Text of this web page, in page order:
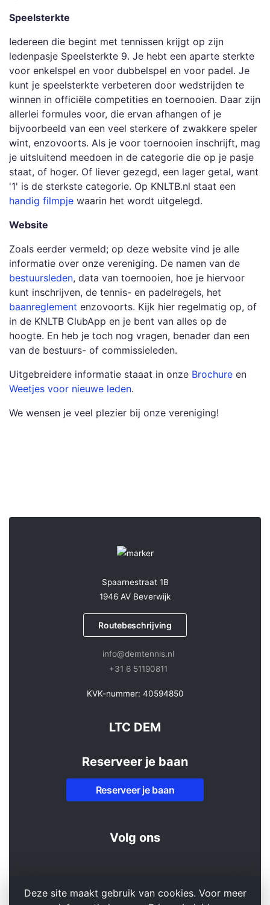
Speelsterkte
Iedereen die begint met tennissen krijgt op zijn
ledenpasje Speelsterkte 9. Je hebt een aparte sterkte
voor enkelspel en voor dubbelspel en voor padel. Je
kunt je speelsterkte verbeteren door wedstrijden te
winnen in officiële competities en toernooien. Daar zijn
allerlei formules voor, die ervan afhangen of je
bijvoorbeeld van een veel sterkere of zwakkere speler
wint, enzovoorts. Als je voor toernooien inschrijft, mag
je uitsluitend meedoen in de categorie die op je pasje
staat, of hoger. Of liever gezegd, een lager getal, want
'1' is de sterkste categorie. Op KNLTB.nl staat een
handig filmpje waarin het wordt uitgelegd.
Website
Zoals eerder vermeld; op deze website vind je alle
informatie over onze vereniging. De namen van de
bestuursleden, data van toernooien, hoe je hiervoor
kunt inschrijven, de tennis- en padelregels, het
baanreglement enzovoorts. Kijk hier regelmatig op, of
in de KNLTB ClubApp en je bent van alles op de
hoogte. En heb je toch nog vragen, benader dan een
van de bestuurs- of commissieleden.
Uitgebreidere informatie staaat in onze Brochure en
Weetjes voor nieuwe leden.
We wensen je veel plezier bij onze vereniging!
Spaarnestraat 1B
1946 AV Beverwijk
Routebeschrijving
info@demtennis.nl
+31 6 51190811
KVK-nummer: 40594850
LTC DEM
Reserveer je baan
Reserveer je baan
Volg ons
Deze site maakt gebruik van cookies. Voor meer